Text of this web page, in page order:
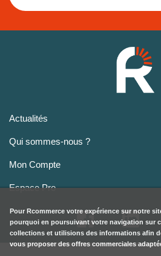
Actualités
Qui sommes-nous ?
Mon Compte
Espace Pro
Pour Rcommerce votre expérience sur notre
pourquoi en poursuivant votre navigation sur
collections et utilisions des informations afin
vous proposer des offres commerciales